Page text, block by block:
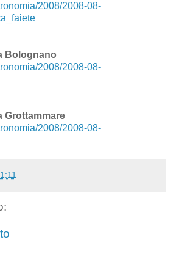
2008/2008-08-
Bolognano
2008/2008-08-
Grottammare
2008/2008-08-